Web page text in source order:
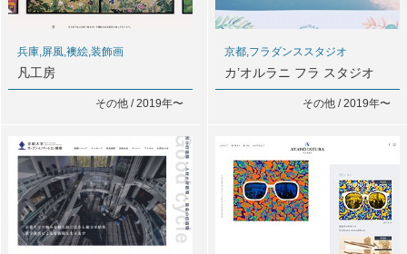
兵庫,屏風,襖絵,装飾画
凡工房
その他 / 2019年〜
京都,フラダンススタジオ
カ’オルラニ フラ スタジオ
その他 / 2019年〜